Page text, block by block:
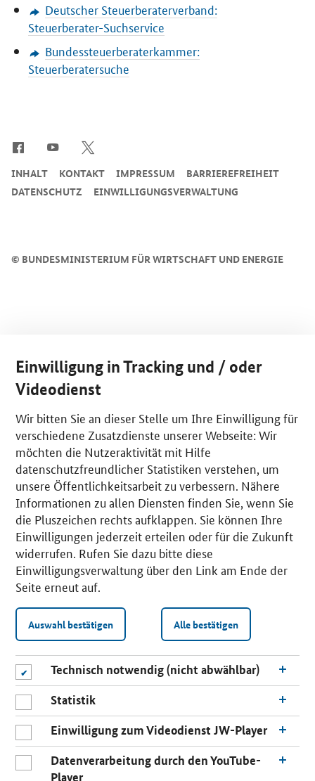
Deutscher Steuerberaterverband:
Steuerberater-Suchservice
Bundessteuerberaterkammer:
Steuerberatersuche
© BUNDESMINISTERIUM FÜR WIRTSCHAFT UND ENERGIE
INHALT KONTAKT IMPRESSUM
BARRIEREFREIHEIT
DATENSCHUTZ
EINWILLIGUNGSVERWALTUNG
Einwilligung in Tracking und / oder
Videodienst
Wir bitten Sie an dieser Stelle um Ihre Einwilligung für
verschiedene Zusatzdienste unserer Webseite: Wir
möchten die Nutzeraktivität mit Hilfe
datenschutzfreundlicher Statistiken verstehen, um
unsere Öffentlichkeitsarbeit zu verbessern. Nähere
Informationen zu allen Diensten finden Sie, wenn Sie
die Pluszeichen rechts aufklappen. Sie können Ihre
Einwilligungen jederzeit erteilen oder für die Zukunft
widerrufen. Rufen Sie dazu bitte diese
Einwilligungsverwaltung über den Link am Ende der
Seite erneut auf.
Auswahl bestätigen Alle bestätigen
Technisch notwendig (nicht abwählbar)
Statistik
Einwilligung zum Videodienst JW-Player
Datenverarbeitung durch den YouTube-
Player